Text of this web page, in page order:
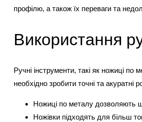
профілю, а також їх переваги та
Використання
Ручні інструменти, такі як ножиці по
необхідно зробити точні та акуратні
Ножиці по металу дозволяють
Ножівки підходять для більш